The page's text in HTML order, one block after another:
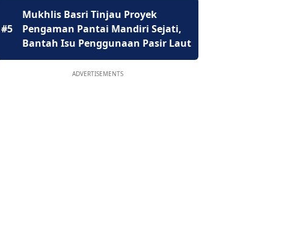
#5
Mukhlis Basri Tinjau Proyek
Pengaman Pantai Mandiri Sejati,
Bantah Isu Penggunaan Pasir Laut
ADVERTISEMENTS